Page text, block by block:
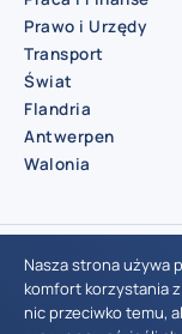
Prawo i Urzędy
Transport
Świat
Flandria
Antwerpen
Walonia
©
Nasza strona używa
komfort korzystania z
nic przeciwko temu,